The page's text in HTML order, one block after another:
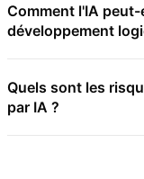
Comment l'IA
développement
Quels sont les
par IA ?